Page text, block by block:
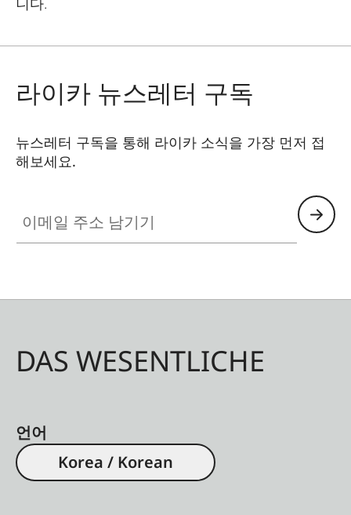
라이카 뉴스레터 구독
뉴스레터 구독을 통해 라이카 소식을 가장 먼저 접
해보세요.
DAS WESENTLICHE
언어
Korea / Korean